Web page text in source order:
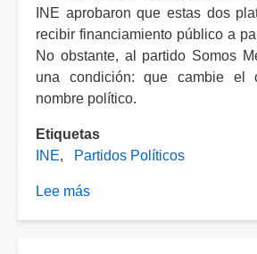
INE aprobaron que estas dos
recibir financiamiento público a
No obstante, al partido Somos
una condición: que cambie el
nombre político.
Etiquetas
INE
Partidos Políticos
Lee más